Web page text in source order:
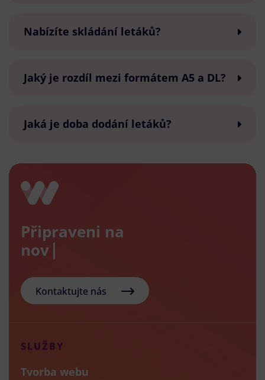
Nabízíte skládání letáků?
Jaký je rozdíl mezi formátem A5 a DL?
Jaká je doba dodání letáků?
Připraveni na
nový e-sho
Kontaktujte nás
SLUŽBY
Tvorba webu